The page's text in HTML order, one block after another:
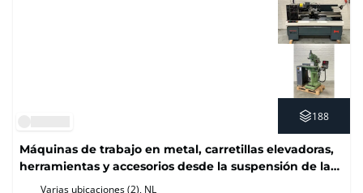
188
Máquinas de trabajo en metal, carretillas elevadoras,
herramientas y accesorios desde la suspensión de la
operación
Varias ubicaciones (2), NL